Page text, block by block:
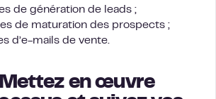
de génération de leads ;
de maturation des prospects ;
d’e-mails de vente.
en œuvre